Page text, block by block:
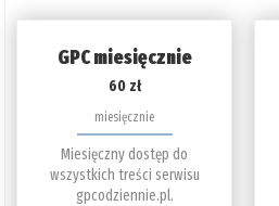
GPC miesięcznie
60 zł
miesięcznie
Miesięczny dostęp do
wszystkich treści serwisu
gpcodziennie.pl.